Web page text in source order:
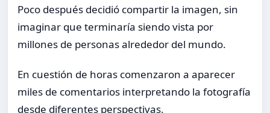
Poco después decidió compartir la imagen, sin
imaginar que terminaría siendo vista por
millones de personas alrededor del mundo.
En cuestión de horas comenzaron a aparecer
miles de comentarios interpretando la fotografía
desde diferentes perspectivas.